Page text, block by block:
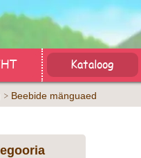
Kataloog
Beebide mänguaed